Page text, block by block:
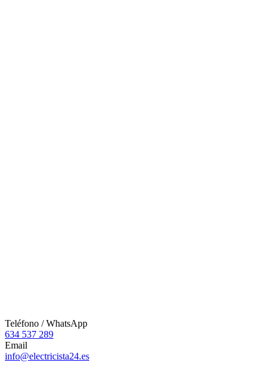
Teléfono / WhatsApp
634 537 289
Email
info@electricista24.es